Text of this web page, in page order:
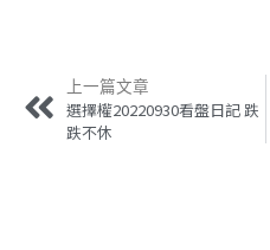
上一篇文章
選擇權20220930看盤日記 跌
跌不休